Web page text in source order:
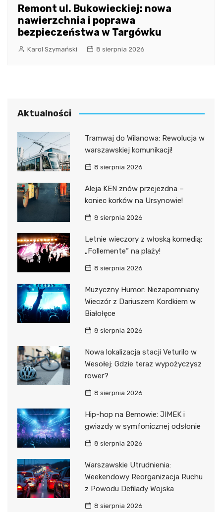
Remont ul. Bukowieckiej: nowa
nawierzchnia i poprawa
bezpieczeństwa w Targówku
Karol Szymański 8 sierpnia 2026
Aktualności
Tramwaj do Wilanowa: Rewolucja w
warszawskiej komunikacji!
8 sierpnia 2026
Aleja KEN znów przejezdna –
koniec korków na Ursynowie!
8 sierpnia 2026
Letnie wieczory z włoską komedią:
„Follemente” na plaży!
8 sierpnia 2026
Muzyczny Humor: Niezapomniany
Wieczór z Dariuszem Kordkiem w
Białołęce
8 sierpnia 2026
Nowa lokalizacja stacji Veturilo w
Wesołej: Gdzie teraz wypożyczysz
rower?
8 sierpnia 2026
Hip-hop na Bemowie: JIMEK i
gwiazdy w symfonicznej odsłonie
8 sierpnia 2026
Warszawskie Utrudnienia:
Weekendowy Reorganizacja Ruchu
z Powodu Defilady Wojska
8 sierpnia 2026